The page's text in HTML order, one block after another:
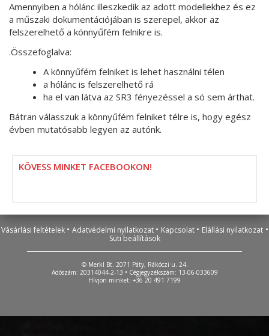
Amennyiben a hólánc illeszkedik az adott modellekhez és ez
a műszaki dokumentációjában is szerepel, akkor az
felszerelhető a könnyűfém felnikre is.
.Összefoglalva:
A könnyűfém felniket is lehet használni télen
a hólánc is felszerelhető rá
ha el van látva az SR3 fényezéssel a só sem árthat.
Bátran válasszuk a könnyűfém felniket télre is, hogy egész
évben mutatósabb legyen az autónk.
KÖVESS MINKET FACEBOOKON!
Vásárlási feltételek • Adatvédelmi nyilatkozat • Kapcsolat • Elállási nyilatkozat •
Süti beállítások
© Merkl Bt. 2071 Páty, Rákóczi u. 24.
Adószám: 20314044-2-13 • Cégjegyzékszám: 13-06-033609
Hívjon minket: +36 20 491 7199